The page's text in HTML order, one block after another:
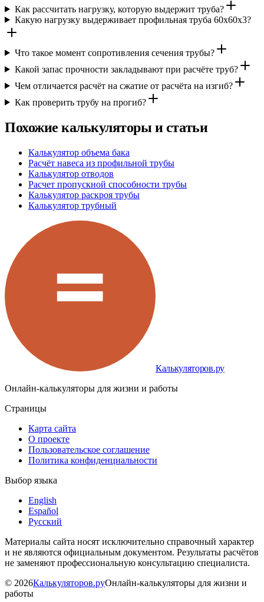
Как рассчитать нагрузку, которую выдержит труба?
Какую нагрузку выдерживает профильная труба 60х60х3?
Что такое момент сопротивления сечения трубы?
Какой запас прочности закладывают при расчёте труб?
Чем отличается расчёт на сжатие от расчёта на изгиб?
Как проверить трубу на прогиб?
Похожие калькуляторы и статьи
Калькулятор объема бака
Расчёт навеса из профильной трубы
Калькулятор отводов
Расчет пропускной способности трубы
Калькулятор раскроя трубы
Калькулятор трубный
Калькуляторов.ру
Онлайн-калькуляторы для жизни и работы
Страницы
Карта сайта
О проекте
Пользовательское соглашение
Политика конфиденциальности
Выбор языка
English
Español
Русский
Материалы сайта носят исключительно справочный характер
и не являются официальным документом. Результаты расчётов
не заменяют профессиональную консультацию специалиста.
© 2026Калькуляторов.руОнлайн-калькуляторы для жизни и
работы